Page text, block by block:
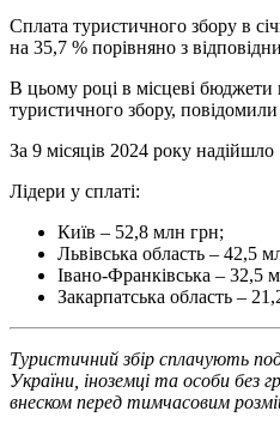
Сплата туристичного збору в
на 35,7 % порівняно з
В цьому році в місцеві
туристичного збору,
За 9 місяців 2024 року
Лідери у сплаті:
Київ – 52,8 млн грн;
Львівська область – 42,5
Івано-Франківська – 32,5
Закарпатська область –
Туристичний збір сплачують
України, іноземці та особи без
внеском перед тимчасовим